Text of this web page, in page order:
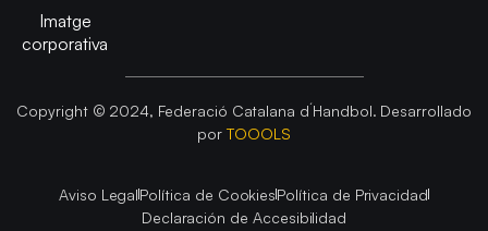
Imatge
corporativa
Copyright © 2024, Federació Catalana d´Handbol. Desarrollado
porTOOOLS
Aviso LegalPolítica de CookiesPolítica de Privacidad
Declaración de Accesibilidad